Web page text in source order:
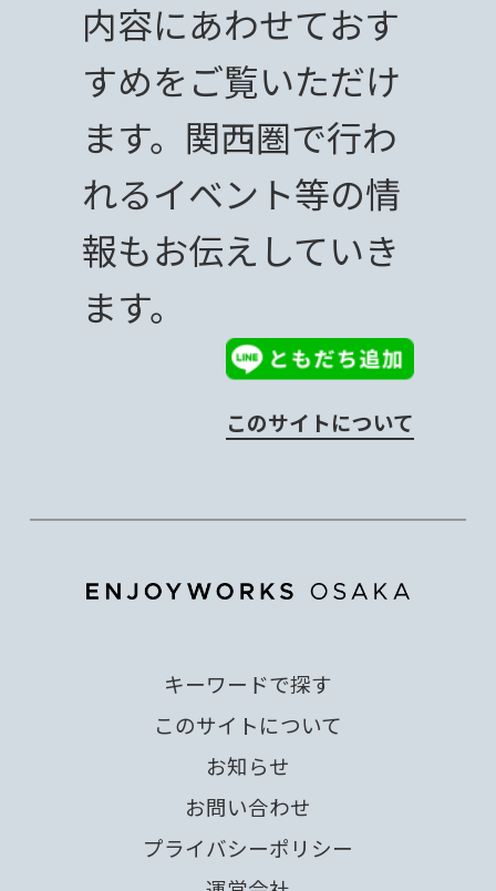
内容にあわせておす
すめをご覧いただけ
ます。関西圏で行わ
れるイベント等の情
報もお伝えしていき
ます。
このサイトについて
キーワードで探す
このサイトについて
お知らせ
お問い合わせ
プライバシーポリシー